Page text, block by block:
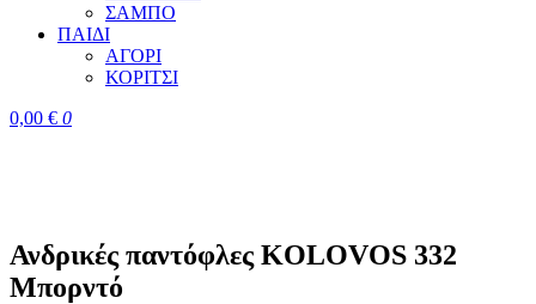
ΣΑΜΠΟ
ΠΑΙΔΙ
ΑΓΟΡΙ
ΚΟΡΙΤΣΙ
0,00 € 0
Ανδρικές παντόφλες KOLOVOS 332
Μπορντό